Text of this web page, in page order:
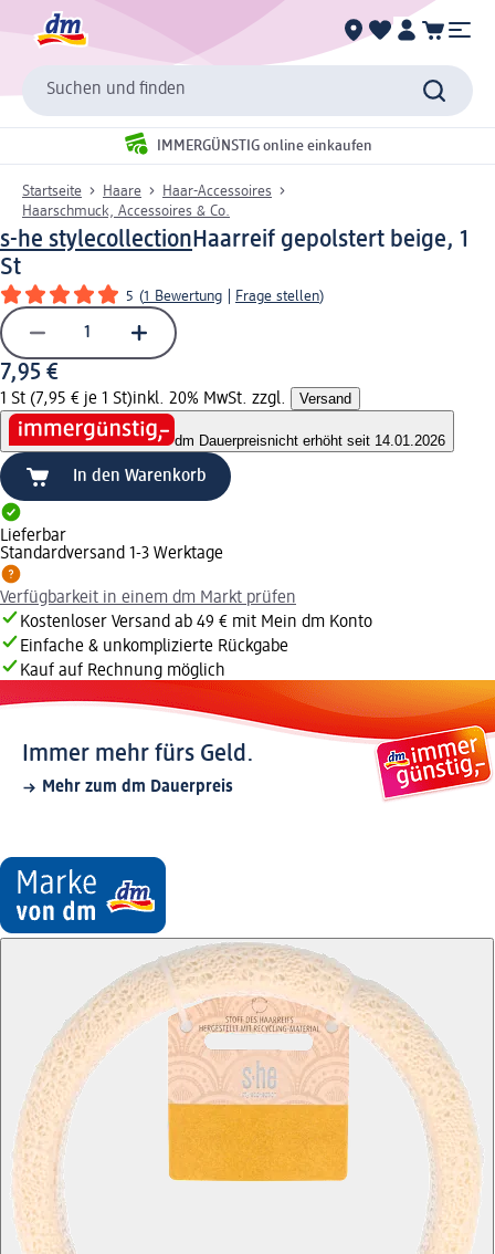
Suchen und finden
IMMERGÜNSTIG online einkaufen
Startseite Haare
Haar-Accessoires
Haarschmuck, Accessoires & Co.
s-he stylecollection Haarreif gepolstert beige, 1
St
5 (1 Bewertung Frage stellen)
7,95 €
1 St (7,95 € je 1 St)inkl. 20% MwSt. zzgl. Versand
dm Dauerpreisnicht erhöht seit 14.01.2026
In den Warenkorb
Lieferbar
Standardversand 1-3 Werktage
Verfügbarkeit in einem dm Markt prüfen
Kostenloser Versand ab 49 € mit Mein dm Konto
Einfache & unkomplizierte Rückgabe
Kauf auf Rechnung möglich
Immer mehr fürs Geld.
Mehr zum dm Dauerpreis